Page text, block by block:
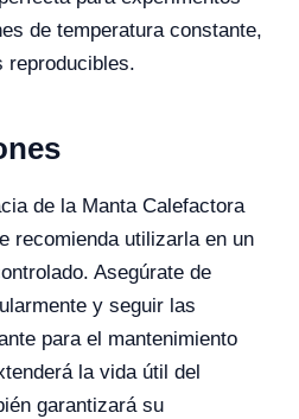
de temperatura constante,
reproducibles.
de la Manta Calefactora
recomienda utilizarla en un
Asegúrate de
y seguir las
para el mantenimiento
la vida útil del
garantizará su